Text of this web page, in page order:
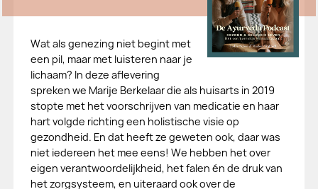
Wat als genezing niet begint met
een pil, maar met luisteren naar je
lichaam? In deze aflevering
spreken we Marije Berkelaar die als huisarts in 2019
stopte met het voorschrijven van medicatie en haar
hart volgde richting een holistische visie op
gezondheid. En dat heeft ze geweten ook, daar was
niet iedereen het mee eens! We hebben het over
eigen verantwoordelijkheid, het falen én de druk van
het zorgsysteem, en uiteraard ook over de